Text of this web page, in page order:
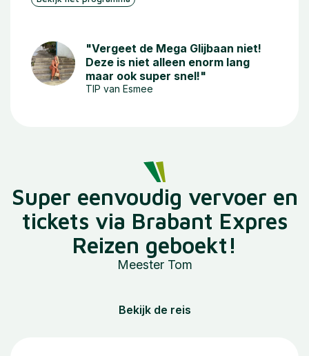
"Vergeet de Mega Glijbaan niet!
Deze is niet alleen enorm lang
maar ook super snel!"
TIP van Esmee
Super eenvoudig vervoer en
tickets via Brabant Expres
Reizen geboekt!
Meester Tom
Bekijk de reis